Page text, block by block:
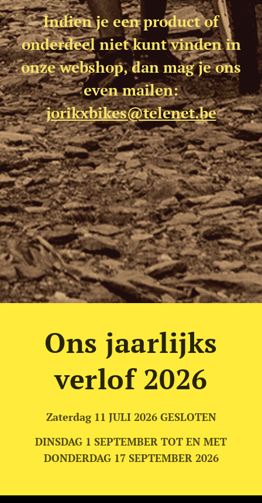
Indien je een product of
onderdeel niet kunt vinden in
onze webshop, dan mag je ons
even mailen:
jorikxbikes@telenet.be
Ons jaarlijks
verlof 2026
Zaterdag 11 JULI 2026 GESLOTEN
DINSDAG 1 SEPTEMBER TOT EN MET
DONDERDAG 17 SEPTEMBER 2026